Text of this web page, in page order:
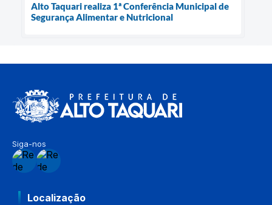
Alto Taquari realiza 1ª Conferência Municipal de
Segurança Alimentar e Nutricional
Siga-nos
Localização